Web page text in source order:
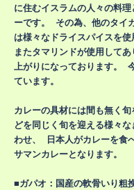
に住むイスラムの人々の料
ーです。 その為、他のタイ
は様々なドライスパイスを
またタマリンドが使用して
上がりになっております。
ています。
カレーの具材には間も無く
どを同じく旬を迎える様々
わせ、 日本人がカレーを食
サマンカレーとなります。
■ガパオ：国産の軟骨いり粗